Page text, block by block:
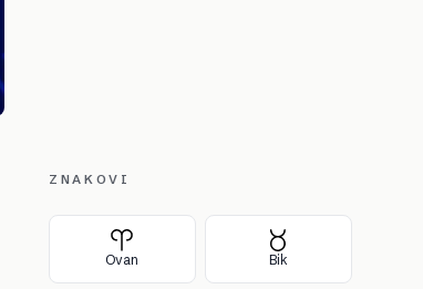
ZNAKOVI
Ovan Bik